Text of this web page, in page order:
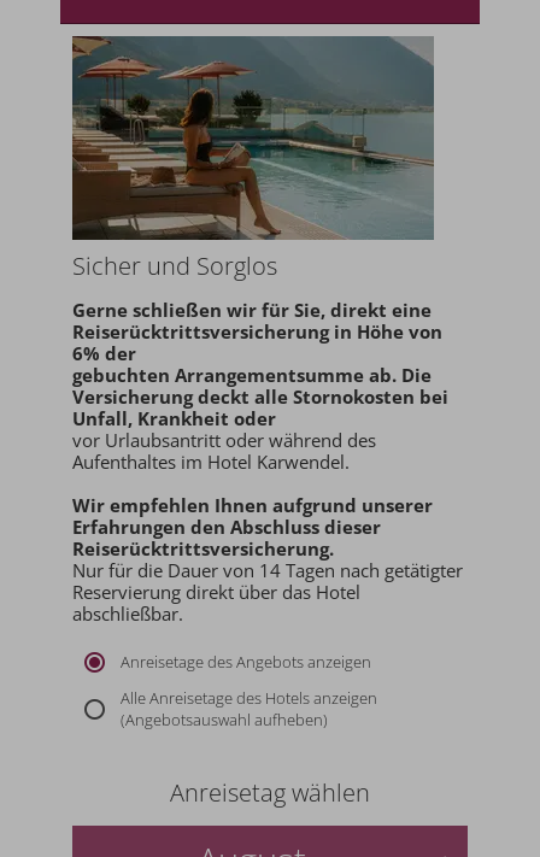
Sicher und Sorglos
Gerne schließen wir für Sie, direkt eine
Reiserücktrittsversicherung in Höhe von
6% der
gebuchten Arrangementsumme ab. Die
Versicherung deckt alle Stornokosten bei
Unfall, Krankheit oder
vor Urlaubsantritt oder während des
Aufenthaltes im Hotel Karwendel.
Wir empfehlen Ihnen aufgrund unserer
Erfahrungen den Abschluss dieser
Reiserücktrittsversicherung.
Nur für die Dauer von 14 Tagen nach getätigter
Reservierung direkt über das Hotel
abschließbar.
Anreisetage des Angebots anzeigen
Alle Anreisetage des Hotels anzeigen
(Angebotsauswahl aufheben)
Anreisetag wählen